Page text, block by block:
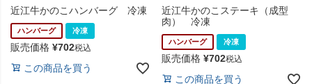
近江牛かのこハンバーグ 冷凍
ハンバーグ 冷凍
販売価格 ¥702税込
この商品を買う
近江牛かのこステーキ（成型
肉） 冷凍
ハンバーグ 冷凍
販売価格 ¥702税込
この商品を買う